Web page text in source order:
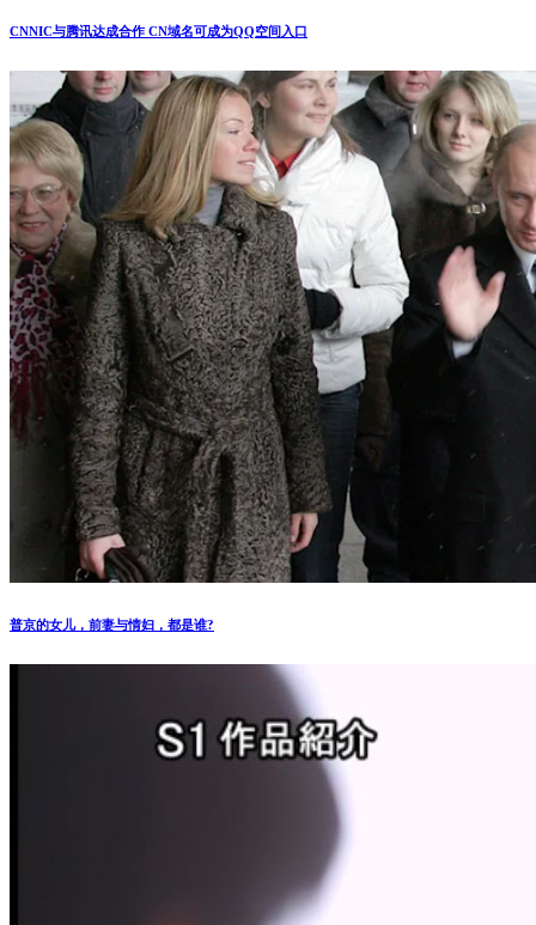
CNNIC与腾讯达成合作 CN域名可成为QQ空间入口
普京的女儿，前妻与情妇，都是谁?